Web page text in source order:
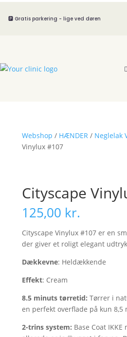
🅿️ Gratis parkering - lige ved døren
Webshop / HÆNDER/ Neglelak
Vinylux #107
Cityscape
125,00 kr.
Cityscape Vinylux #107 er en
der giver et roligt elegant udtryk
Dækkevne: Heldækkende
Effekt: Cream
8.5 minuts tørretid: Tørrer i
en perfekt overflade på kun 8,5
2-trins system: Base Coat